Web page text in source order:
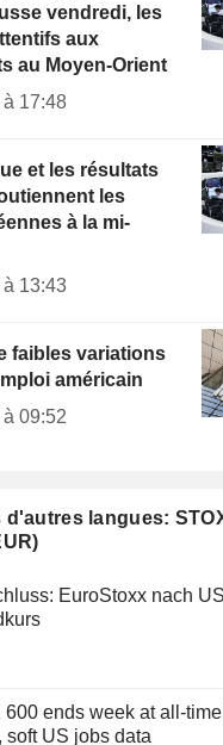
langues:
EuroStoxx nach
600 ends week at all-
soft US jobs data
vendredi, les
aux
au Moyen-Orient
à 17:48
et les résultats
les
à la mi-
à 13:43
faibles variations
américain
09:52